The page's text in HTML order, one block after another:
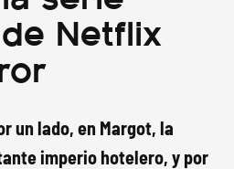
Netflix
un lado, en Margot, la
imperio hotelero, y por